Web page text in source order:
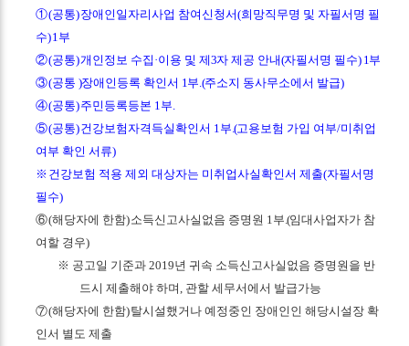
①(공통)장애인일자리사업 참여신청서(희망직무명 및 자필서명 필
수) 1 부
②(공통)개인정보 수집 ·이용 및 제3자 제공 안내(자필서명 필수) 1 부
③(공통 )장애인등록 확인서 1 부 .(주소지 동사무소에서 발급)
④(공통)주민등록등본 1 부
⑤(공통)건강보험자격득실확인서 1 부 .(고용보험 가입 여부/미취업
여부 확인 서류)
※ 건강보험 적용 제외 대상자는 미취업사실확인서 제출(자필서명
필수)
⑥(해당자에 한함)소득신고사실없음 증명원 1 부 .(임대사업자가 참
여할 경우)
※ 공고일 기준과 2019년 귀속 소득신고사실없음 증명원을 반
드시 제출해야 하며 관할 세무서에서 발급가능
⑦(해당자에 한함)탈시설했거나 예정중인 장애인인 해당시설장 확
인서 별도 제출